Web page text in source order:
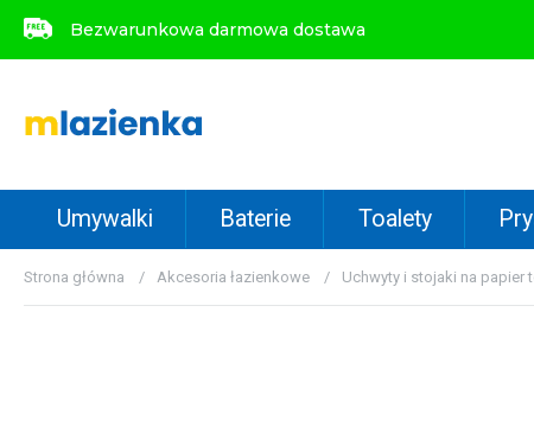
Bezwarunkowa darmowa dostawa
Umywalki Baterie Toalety
Strona główna Akcesoria łazienkowe Uchwyty i stojaki na papier